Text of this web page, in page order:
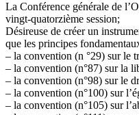
La Conférence générale de
vingt-quatorzième session;
Désireuse de créer un
que les principes
– la convention (n °29) sur le
– la convention (n°87) sur la
– la convention (n°98) sur le
– la convention (n°100) sur
– la convention (n°105) sur